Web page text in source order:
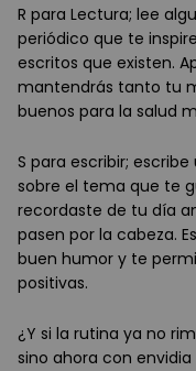
R para Lectura; lee
periódico que te
escritos que existen.
mantendrás tanto tu
buenos para la salud
S para escribir;
sobre el tema que te
recordaste de tu día
pasen por la cabeza.
buen humor y te
positivas.
¿Y si la rutina ya no
sino ahora con